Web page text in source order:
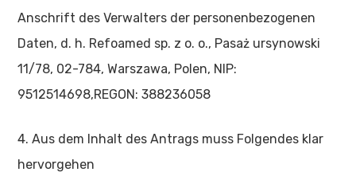
Anschrift des Verwalters der personenbezogenen
Daten, d. h. Refoamed sp. z o. o., Pasaż ursynowski
11/78, 02-784, Warszawa, Polen, NIP:
9512514698,REGON: 388236058
4. Aus dem Inhalt des Antrags muss Folgendes klar
hervorgehen